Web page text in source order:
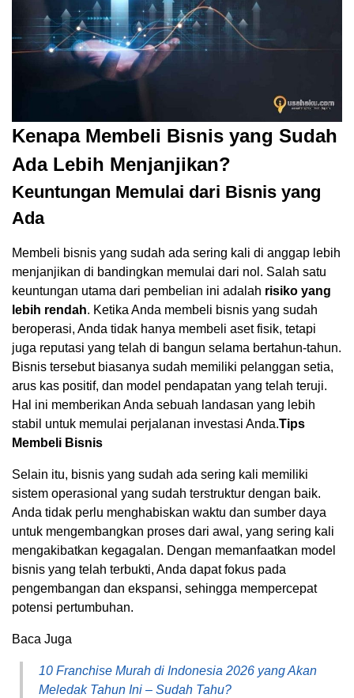
Kenapa Membeli Bisnis yang Sudah
Ada Lebih Menjanjikan?
Keuntungan Memulai dari Bisnis yang
Ada
Membeli bisnis yang sudah ada sering kali di anggap lebih
menjanjikan di bandingkan memulai dari nol. Salah satu
keuntungan utama dari pembelian ini adalah risiko yang
lebih rendah. Ketika Anda membeli bisnis yang sudah
beroperasi, Anda tidak hanya membeli aset fisik, tetapi
juga reputasi yang telah di bangun selama bertahun-tahun.
Bisnis tersebut biasanya sudah memiliki pelanggan setia,
arus kas positif, dan model pendapatan yang telah teruji.
Hal ini memberikan Anda sebuah landasan yang lebih
stabil untuk memulai perjalanan investasi Anda.Tips
Membeli Bisnis
Selain itu, bisnis yang sudah ada sering kali memiliki
sistem operasional yang sudah terstruktur dengan baik.
Anda tidak perlu menghabiskan waktu dan sumber daya
untuk mengembangkan proses dari awal, yang sering kali
mengakibatkan kegagalan. Dengan memanfaatkan model
bisnis yang telah terbukti, Anda dapat fokus pada
pengembangan dan ekspansi, sehingga mempercepat
potensi pertumbuhan.
Baca Juga
10 Franchise Murah di Indonesia 2026 yang Akan
Meledak Tahun Ini – Sudah Tahu?